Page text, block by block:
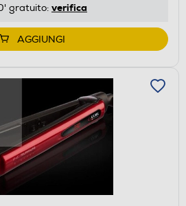
gratuito: verifica
AGGIUNGI